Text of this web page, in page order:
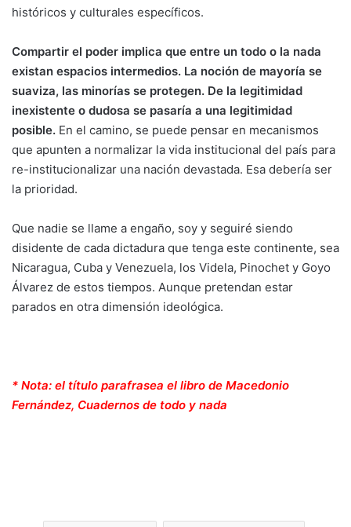
históricos y culturales específicos.
Compartir el poder implica que entre un todo o la nada
existan espacios intermedios. La noción de mayoría se
suaviza, las minorías se protegen. De la legitimidad
inexistente o dudosa se pasaría a una legitimidad
posible. En el camino, se puede pensar en mecanismos
que apunten a normalizar la vida institucional del país para
re-institucionalizar una nación devastada. Esa debería ser
la prioridad.
Que nadie se llame a engaño, soy y seguiré siendo
disidente de cada dictadura que tenga este continente, sea
Nicaragua, Cuba y Venezuela, los Videla, Pinochet y Goyo
Álvarez de estos tiempos. Aunque pretendan estar
parados en otra dimensión ideológica.
* Nota: el título parafrasea el libro de Macedonio
Fernández, Cuadernos de todo y nada